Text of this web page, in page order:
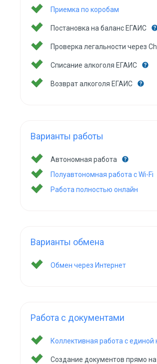
Приемка по коробам
Постановка на баланс ЕГАИС
Проверка легальности через
Списание алкоголя ЕГАИС
Возврат алкоголя ЕГАИС
Варианты работы
Автономная работа
Полуавтономная работа с Wi-Fi
Работа полностью онлайн
Варианты обмена
Обмен через Интернет
Работа с документами
Коллективная работа с единой
Создание документов прямо